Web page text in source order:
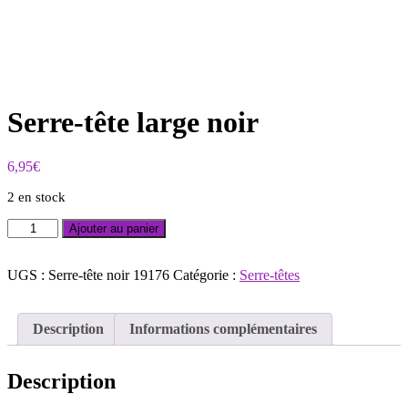
Serre-tête large noir
6,95€
2 en stock
quantité
de
tête
Ajouter au panier
UGS : Serre-tête noir 19176 Catégorie : Serre-têtes
Description Informations complémentaires
Description